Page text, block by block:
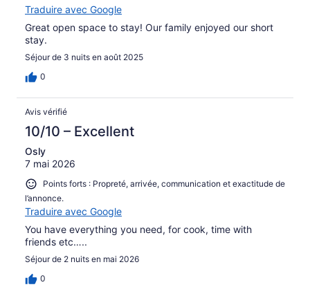
Traduire avec Google
Great open space to stay! Our family enjoyed our short
stay.
Séjour de 3 nuits en août 2025
0
Avis vérifié
10/10 – Excellent
Osly
7 mai 2026
Points forts : Propreté, arrivée, communication et exactitude de
l’annonce.
Traduire avec Google
You have everything you need, for cook, time with
friends etc…..
Séjour de 2 nuits en mai 2026
0